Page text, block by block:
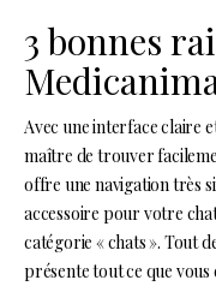
3 bonnes
Avec une interface claire
maître de trouver
offre une navigation très
accessoire pour votre
catégorie « chats ». Tout
présente tout ce que vous